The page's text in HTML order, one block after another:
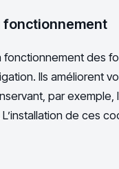
fonctionnement
des
Ils améliorent
par exemple,
de ces